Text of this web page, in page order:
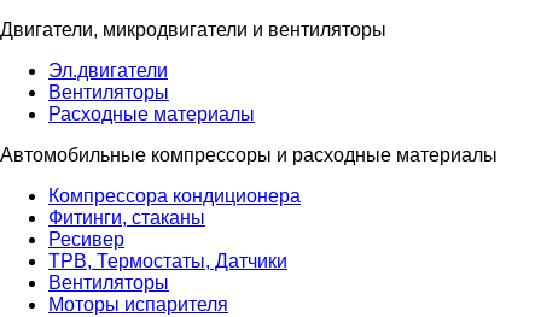
Двигатели, микродвигатели и вентиляторы
Эл.двигатели
Вентиляторы
Расходные материалы
Автомобильные компрессоры и расходные материалы
Компрессора кондиционера
Фитинги, стаканы
Ресивер
ТРВ, Термостаты, Датчики
Вентиляторы
Моторы испарителя